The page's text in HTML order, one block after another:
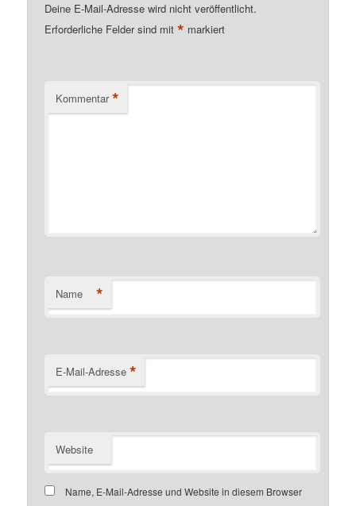
Deine E-Mail-Adresse wird nicht veröffentlicht.
Erforderliche Felder sind mit* markiert
Kommentar *
Name *
E-Mail-Adresse *
Website
Name, E-Mail-Adresse und Website in diesem Browser